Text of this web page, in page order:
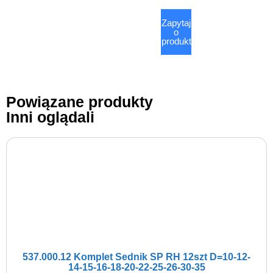
Zapytaj
o
produkt
Powiązane produkty
Inni oglądali
537.000.12 Komplet Sednik SP RH 12szt D=10-12-
14-15-16-18-20-22-25-26-30-35